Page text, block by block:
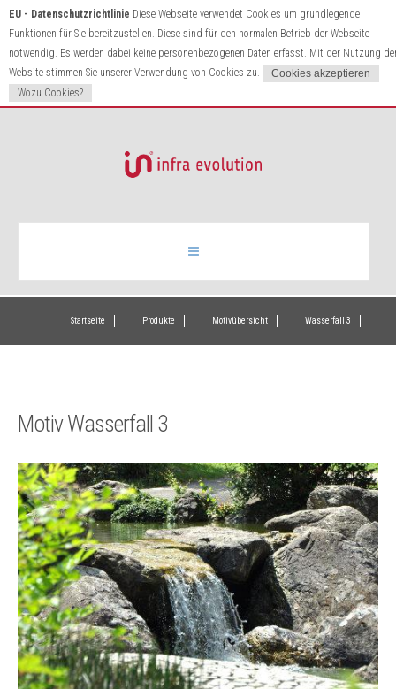
EU - Datenschutzrichtlinie Diese Webseite verwendet Cookies um grundlegende
Funktionen für Sie bereitzustellen. Diese sind für den normalen Betrieb der Webseite
notwendig. Es werden dabei keine personenbezogenen Daten erfasst. Mit der Nutzung
Website stimmen Sie unserer Verwendung von Cookies zu.
Wozu Cookies?
Infrarotheizung
Kontakt
Startseite Produkte Motivübersicht Wasserfall 3
Motiv Wasserfall 3